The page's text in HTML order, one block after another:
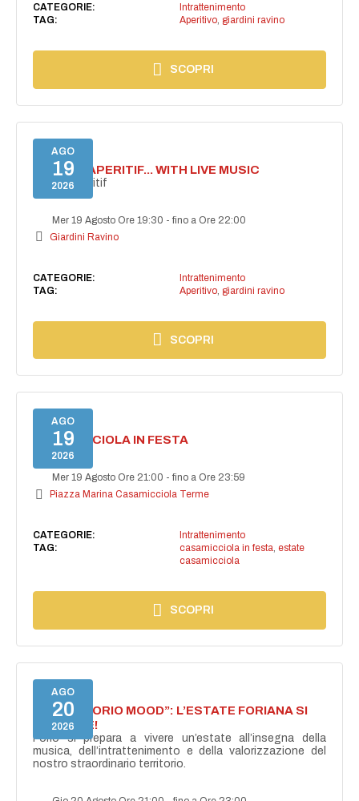
CATEGORIE:
Intrattenimento
TAG:
Aperitivo, giardini ravino
SCOPRI
AGO
19
2026
SECRET APERITIF... WITH LIVE MUSIC
Secret aperitif
Mer 19 Agosto Ore 19:30 -fino a Ore 22:00
Giardini Ravino
CATEGORIE:
Intrattenimento
TAG:
Aperitivo, giardini ravino
SCOPRI
AGO
19
2026
CASAMICCIOLA IN FESTA
Mer 19 Agosto Ore 21:00 -fino a Ore 23:59
Piazza Marina Casamicciola Terme
CATEGORIE:
Intrattenimento
TAG:
casamicciola in festa, estate
casamicciola
SCOPRI
AGO
20
2026
NASCE “FORIO MOOD”: L’ESTATE FORIANA SI
ACCENDE!
Forio si prepara a vivere un’estate all’insegna della
musica, dell’intrattenimento e della valorizzazione del
nostro straordinario territorio.